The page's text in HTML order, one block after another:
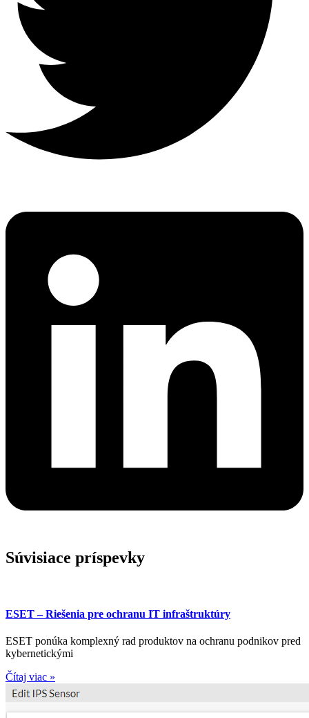
Súvisiace príspevky
ESET – Riešenia pre ochranu IT infraštruktúry
ESET ponúka komplexný rad produktov na ochranu podnikov pred
kybernetickými
Čítaj viac »